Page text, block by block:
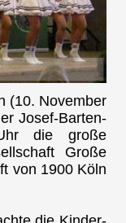
(10. November
Josef-Barten-
die große
Große
von 1900 Köln